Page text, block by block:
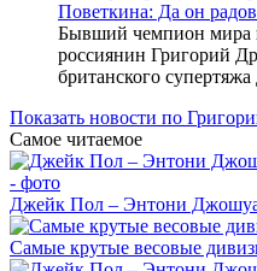
Поветкина: Да он
Бывший чемпион мира
россиянин Григорий
британского
Показать новости по
Самое читаемое
Джейк Пол – Энтони
Самые крутые весовые